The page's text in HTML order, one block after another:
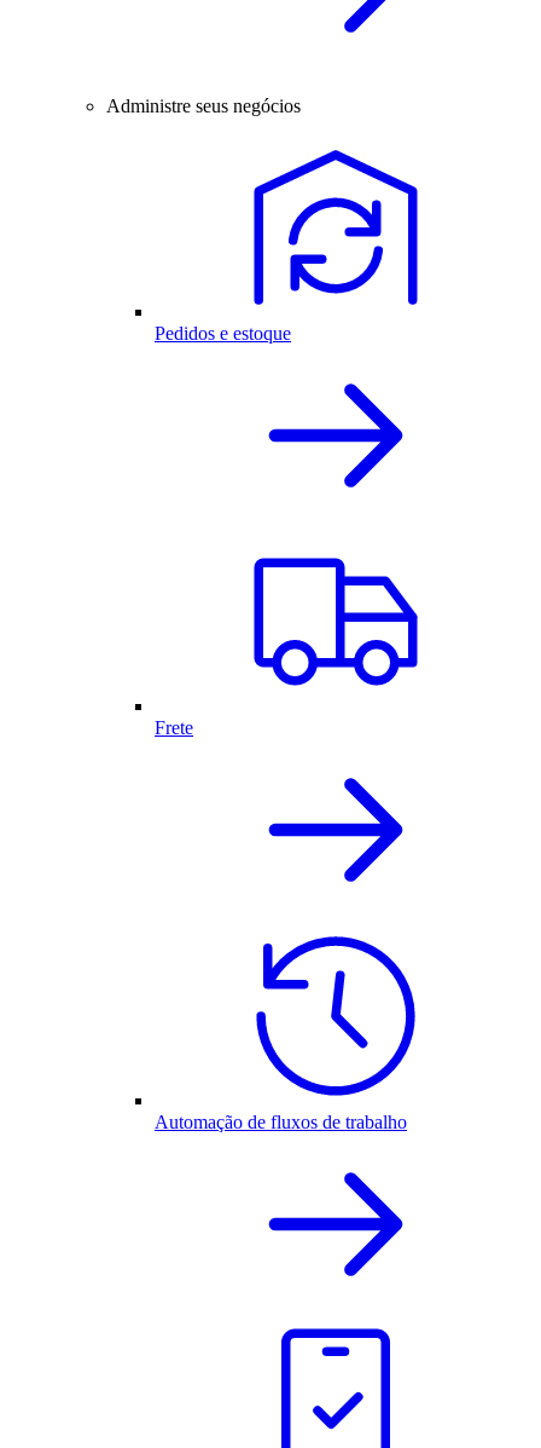
Administre seus negócios
Pedidos e estoque
Frete
Automação de fluxos de trabalho